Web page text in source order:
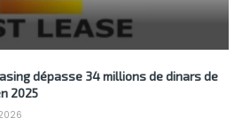
dépasse 34 millions de dinars de
2025